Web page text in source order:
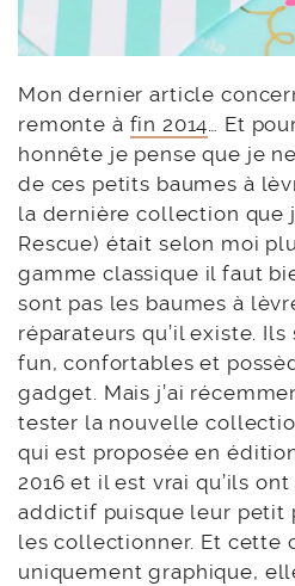
Mon dernier article
remonte à fin 2014… Et
honnête je pense que je
de ces petits baumes à
la dernière collection que
Rescue) était selon moi
gamme classique il faut
sont pas les baumes à
réparateurs qu’il existe.
fun, confortables et
gadget. Mais j’ai
tester la nouvelle
qui est proposée en
2016 et il est vrai qu’ils
addictif puisque leur petit
les collectionner. Et cette
uniquement graphique,